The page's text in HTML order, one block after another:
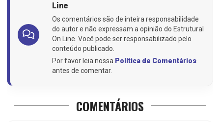
Line
Os comentários são de inteira responsabilidade
do autor e não expressam a opinião do Estrutural
On Line. Você pode ser responsabilizado pelo
conteúdo publicado.
Por favor leia nossa Política de Comentários
antes de comentar.
COMENTÁRIOS